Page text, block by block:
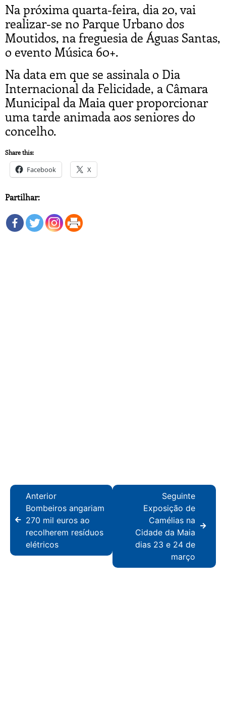
Na próxima quarta-feira, dia 20, vai
realizar-se no Parque Urbano dos
Moutidos, na freguesia de Águas Santas,
o evento Música 60+.
Na data em que se assinala o Dia
Internacional da Felicidade, a Câmara
Municipal da Maia quer proporcionar
uma tarde animada aos seniores do
concelho.
Share this:
Facebook X
Partilhar:
Anterior
Bombeiros angariam
270 mil euros ao
recolherem resíduos
elétricos
Seguinte
Exposição de
Camélias na
Cidade da Maia
dias 23 e 24 de
março